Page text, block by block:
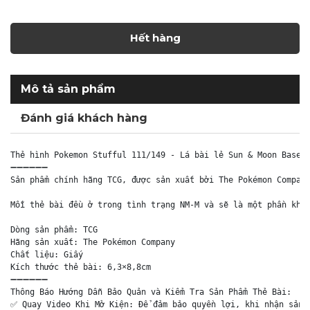
Hết hàng
Mô tả sản phẩm
Đánh giá khách hàng
Thẻ hình Pokemon Stufful 111/149 - Lá bài lẻ Sun & Moon Base
➖➖➖➖➖➖
Sản phẩm chính hãng TCG, được sản xuất bởi The Pokémon
Mỗi thẻ bài đều ở trong tình trạng NM-M và sẽ là một phần
Dòng sản phẩm: TCG
Hãng sản xuất: The Pokémon Company
Chất liệu: Giấy
Kích thước thẻ bài: 6,3×8,8cm
➖➖➖➖➖➖
Thông Báo Hướng Dẫn Bảo Quản và Kiểm Tra Sản Phẩm Thẻ Bài:
✅ Quay Video Khi Mở Kiện: Để đảm bảo quyền lợi, khi nhận